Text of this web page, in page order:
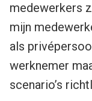
medewerkers
mijn
als
werknemer
scenario’s